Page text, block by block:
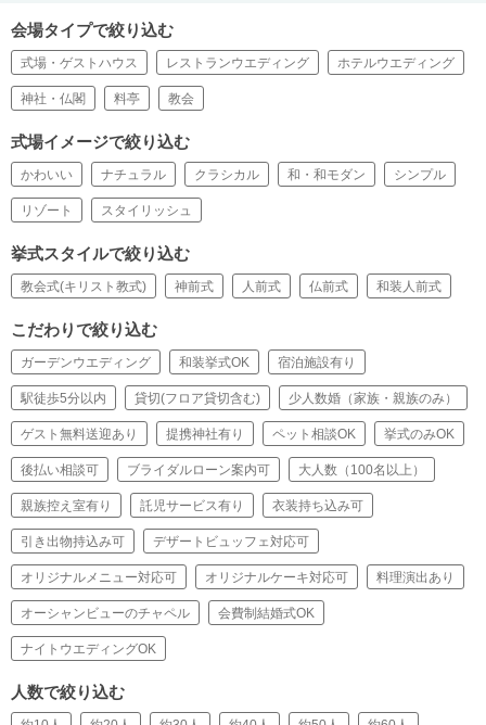
会場タイプで絞り込む
式場・ゲストハウス レストランウエディング ホテルウエディング
神社・仏閣 料亭 教会
式場イメージで絞り込む
かわいい ナチュラル クラシカル 和・和モダン シンプル
リゾート スタイリッシュ
挙式スタイルで絞り込む
教会式(キリスト教式) 神前式 人前式 仏前式 和装人前式
こだわりで絞り込む
ガーデンウエディング 和装挙式OK 宿泊施設有り
駅徒歩5分以内 貸切(フロア貸切含む) 少人数婚（家族・親族のみ）
ゲスト無料送迎あり 提携神社有り ペット相談OK 挙式のみOK
後払い相談可 ブライダルローン案内可 大人数（100名以上）
親族控え室有り 託児サービス有り 衣装持ち込み可
引き出物持込み可 デザートビュッフェ対応可
オリジナルメニュー対応可 オリジナルケーキ対応可 料理演出あり
オーシャンビューのチャペル 会費制結婚式OK
ナイトウエディングOK
人数で絞り込む